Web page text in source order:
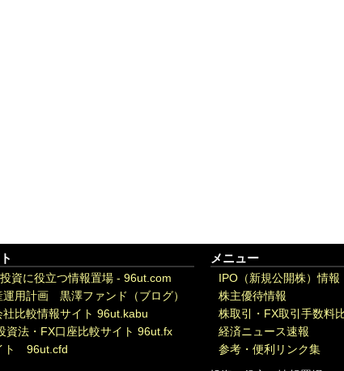
投資に役立つ情報置場 - 96ut.com
運用計画 黒澤ファンド（ブログ）
社比較情報サイト 96ut.kabu
資法・FX口座比較サイト 96ut.fx
ト 96ut.cfd
メニュー
IPO（新規公開株）情報
株主優待情報
株取引・FX取引手数料
経済ニュース速報
参考・便利リンク集